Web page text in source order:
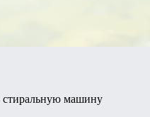
стиральную машину